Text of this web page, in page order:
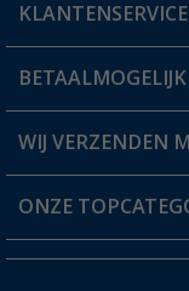
Mijn account
Status bestelling
Verlanglijstje
KLANTENSERVICE
FAQ & Contact
Verzendinformatie
Catalogus
WIJ VERZENDEN
ONZE